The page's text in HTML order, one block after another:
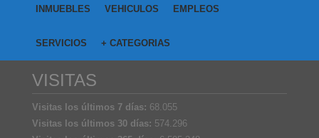
INMUEBLES VEHICULOS EMPLEOS
SERVICIOS + CATEGORIAS
VISITAS
Visitas los últimos 7 días: 68.055
Visitas los últimos 30 días: 574.296